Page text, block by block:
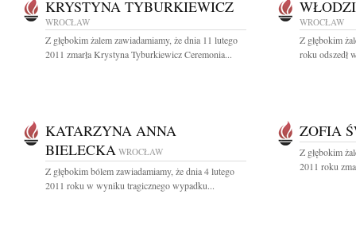
KRYSTYNA TYBURKIEWICZ
WROCŁAW
Z głębokim żalem zawiadamiamy, że dnia 11 lutego
2011 zmarła Krystyna Tyburkiewicz Ceremonia...
WROCŁAW
Z głębokim
roku odszedł
KATARZYNA ANNA
BIELECKA WROCŁAW
Z głębokim bólem zawiadamiamy, że dnia 4 lutego
2011 roku w wyniku tragicznego wypadku...
ZOFIA
Z głębokim
2011 roku